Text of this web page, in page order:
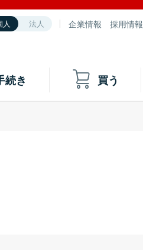
人 法人 企業情報 採用情報
続き 買う